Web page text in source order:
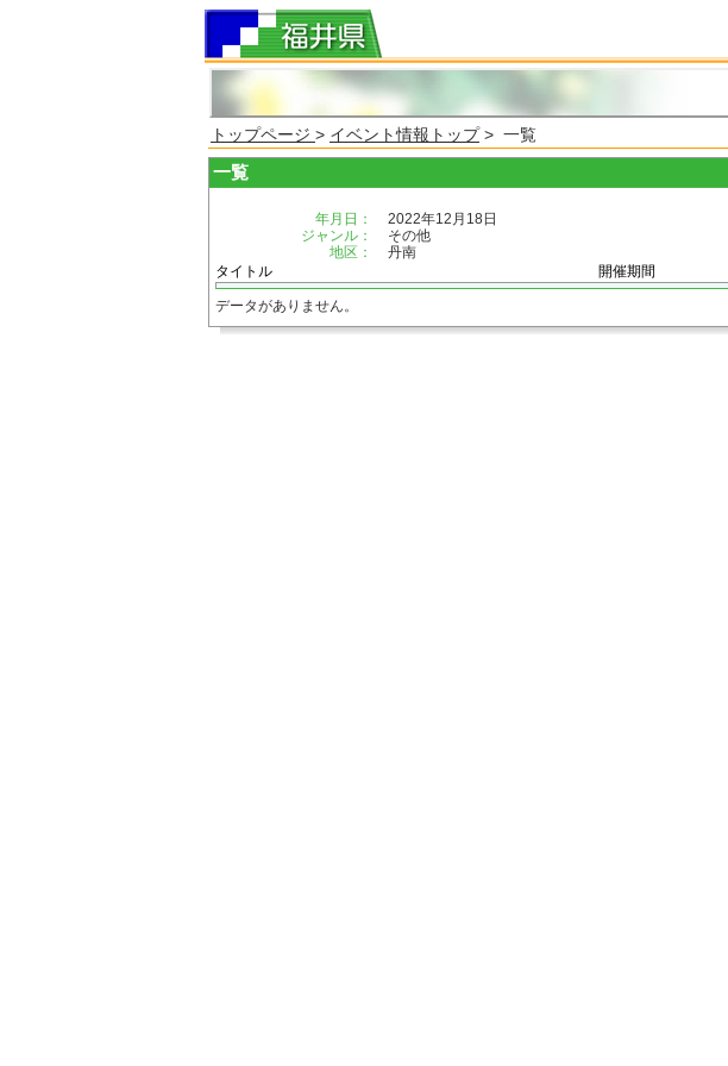
トップページ > イベント情報トップ> 一覧
一覧
年月日：
2022年12月18日
ジャンル：
その他
地区：
丹南
タイトル
開催期間
データがありません。